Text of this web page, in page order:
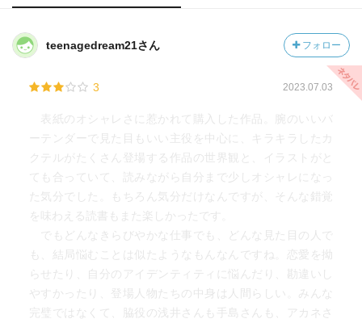
teenagedream21さん フォロー
3 2023.07.03
表紙のオシャレさに惹かれて購入した作品。腕のいいバ
ーテンダーで見た目もいい主役を中心に、キラキラしたカ
クテルがたくさん登場する作品の世界観と、イラストがと
ても合っていて、読みながら自分まで少しオシャレになっ
た気分でした。もちろん気分だけなんですが、そんな錯覚
を味わえる読書もまた楽しかったです。
でもどんなきらびやかな仕事でも、どんな見た目の人で
も、結局悩むことは似たようなもんなんですね。恋愛を拗
らせたり、自分のアイデンティティに悩んだり、勘違いし
やすかったり、登場人物たちの中身は人間らしい。みんな
完璧ではなくて、脇役の浅井さんも手島さんも、アカネさ